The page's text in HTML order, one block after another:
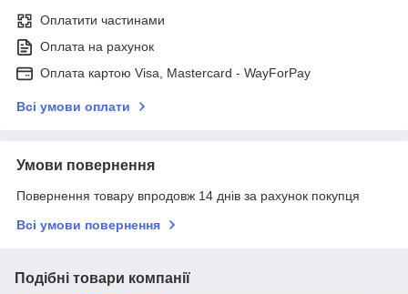
Оплатити частинами
Оплата на рахунок
Оплата картою Visa, Mastercard - WayForPay
Всі умови оплати
Умови повернення
Повернення товару впродовж 14 днів за рахунок покупця
Всі умови повернення
Подібні товари компанії